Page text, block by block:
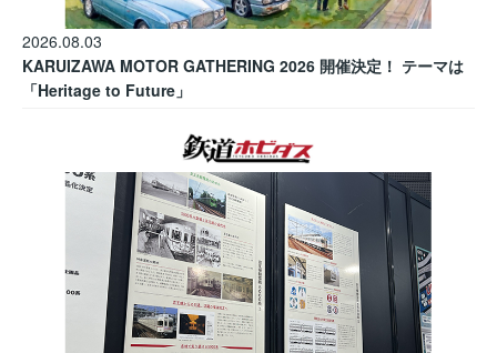
2026.08.03
KARUIZAWA MOTOR GATHERING 2026 開催決定！ テーマは
「Heritage to Future」